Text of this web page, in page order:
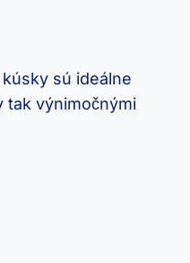
sú ideálne
tak výnimočnými